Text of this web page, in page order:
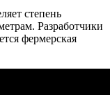
степень
Разработчики
фермерская